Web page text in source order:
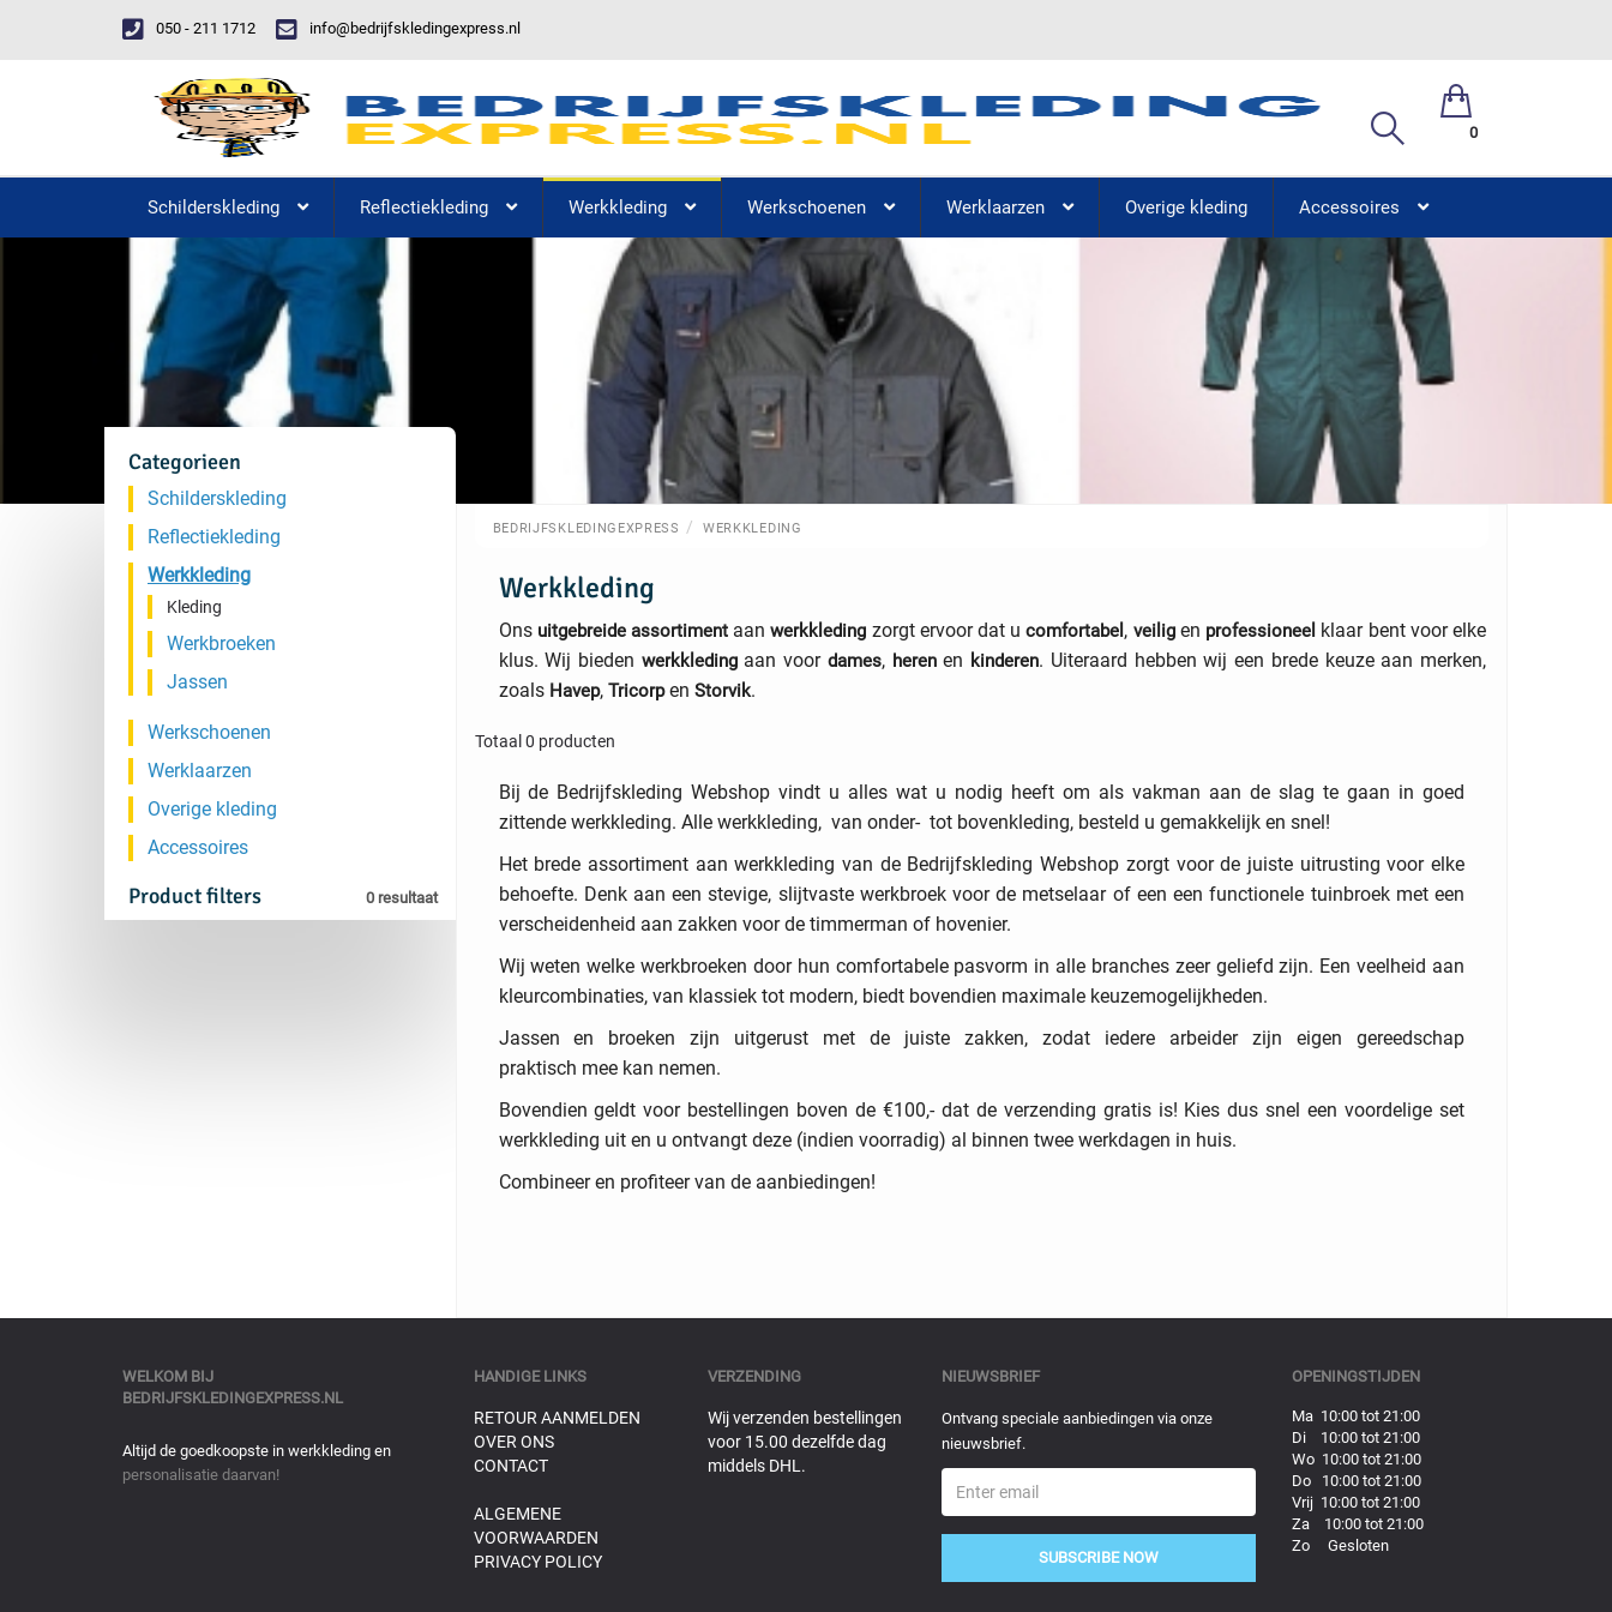
050 - 211 1712 info@bedrijfskledingexpress.nl
0
Schilderskleding Reflectiekleding Werkkleding Werkschoenen Werklaarzen Overige kleding Accessoires
BEDRIJFSKLEDINGEXPRESS WERKKLEDING
Werkkleding
Ons uitgebreide assortiment aanwerkkleding zorgt ervoor dat ucomfortabel , veilig en professioneel klaar bent voor elke
klus. Wij bieden werkkleding aan voor dames, herenen kinderen. Uiteraard hebben wij een brede keuze aan merken,
zoals Havep, Tricorpen Storvik.
Totaal 0 producten
Bij de Bedrijfskleding Webshop vindt u alles wat u nodig heeft om als vakman aan de slag te gaan in goed
zittende werkkleding. Alle werkkleding, van onder- tot bovenkleding, besteld u gemakkelijk en snel!
Het brede assortiment aanwerkkleding van de Bedrijfskleding Webshop zorgt voor de juiste uitrustingvoorelke
behoefte. Denk aan een stevige, slijtvaste werkbroek voor de metselaarofeeneen functionele tuinbroek met een
verscheidenheid aan zakken voor de timmerman of hovenier.
Wij weten welke werkbroeken door hun comfortabele pasvorm in alle branches zeer geliefd zijn. Een veelheid aan
kleurcombinaties, van klassiek tot modern, biedt bovendien maximale keuzemogelijkheden.
Jassen en broeken zijn uitgerust met de juiste zakken, zodat iedere arbeider zijn eigen gereedschap
praktisch meekan nemen.
Bovendien geldt voor bestellingen boven de €100,- dat de verzending gratis is! Kies dus snel een voordelige set
werkkleding uit en u ontvangt deze (indien voorradig) al binnen twee werkdagen in huis.
Combineer en profiteer van de aanbiedingen!
Categorieen
Schilderskleding
Reflectiekleding
Werkkleding
Kleding
Werkbroeken
Jassen
Werkschoenen
Werklaarzen
Overige kleding
Accessoires
Product filters 0 resultaat
WELKOM BIJ
BEDRIJFSKLEDINGEXPRESS.NL
Altijd de goedkoopste in werkkleding en
personalisatie daarvan!
HANDIGE LINKS
RETOUR AANMELDEN
OVER ONS
CONTACT
ALGEMENE
VOORWAARDEN
PRIVACY POLICY
VERZENDING
Wij verzenden bestellingen
voor 15.00 dezelfde dag
middels DHL.
NIEUWSBRIEF
Ontvang speciale aanbiedingen via onze
nieuwsbrief.
SUBSCRIBE NOW
OPENINGSTIJDEN
Ma 10:00 tot 21:00
Di 10:00 tot 21:00
Wo 10:00 tot 21:00
Do 10:00 tot 21:00
Vrij 10:00 tot 21:00
Za 10:00 tot 21:00
Zo Gesloten